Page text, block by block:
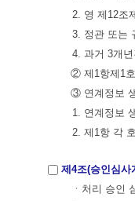
2. 영 제12조
3. 정관 또는
4. 과거 3개
② 제1항제1
③ 연계정보
1. 연계정보
2. 제1항 각
제4조(승인심사
ㆍ처리 승인